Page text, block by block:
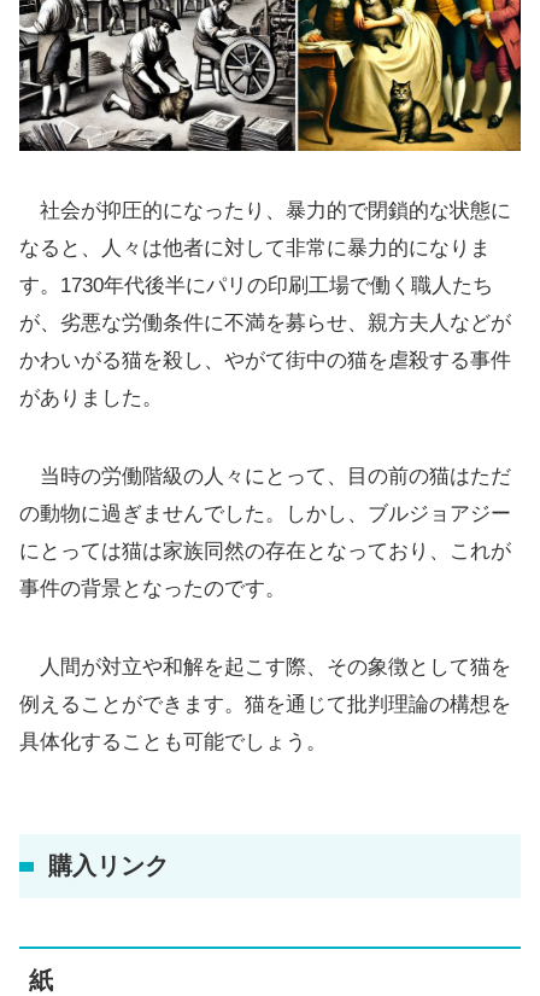
社会が抑圧的になったり、暴力的で閉鎖的な状態に
なると、人々は他者に対して非常に暴力的になりま
す。1730年代後半にパリの印刷工場で働く職人たち
が、劣悪な労働条件に不満を募らせ、親方夫人などが
かわいがる猫を殺し、やがて街中の猫を虐殺する事件
がありました。
当時の労働階級の人々にとって、目の前の猫はただ
の動物に過ぎませんでした。しかし、ブルジョアジー
にとっては猫は家族同然の存在となっており、これが
事件の背景となったのです。
人間が対立や和解を起こす際、その象徴として猫を
例えることができます。猫を通じて批判理論の構想を
具体化することも可能でしょう。
購入リンク
紙